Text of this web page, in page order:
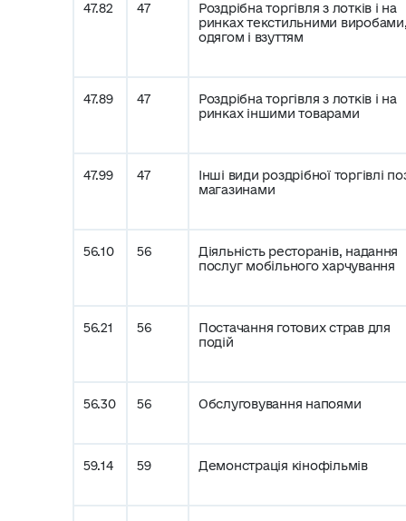
47.82 47
Роздрібна торгівля з лотків і на
ринках текстильними
одягом і взуттям
47.89 47
Роздрібна торгівля з лотків і на
ринках іншими товарами
47.99 47
Інші види роздрібної торгівлі
магазинами
56.10 56
Діяльність ресторанів, надання
послуг мобільного харчування
56.21 56
Постачання готових страв для
подій
56.30 56 Обслуговування напоями
59.14 59 Демонстрація кінофільмів